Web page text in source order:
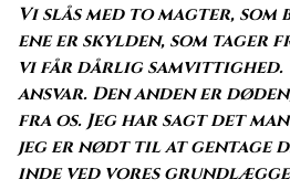
Vi slås med to magter, som
ene er skylden, som tager
vi får dårlig samvittighed.
ansvar. Den anden er
fra os. Jeg har sagt det
jeg er nødt til at gentage
inde ved vores